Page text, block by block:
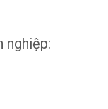
nghiệp: